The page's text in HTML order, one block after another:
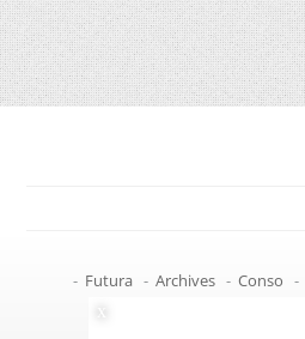
- Futura - Archives - Conso -